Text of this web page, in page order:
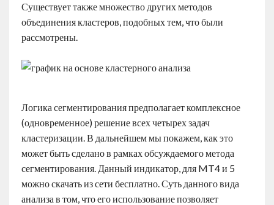
Существует также множество других методов
объединения кластеров, подобных тем, что были
рассмотрены.
Логика сегментирования предполагает комплексное
(одновременное) решение всех четырех задач
кластеризации. В дальнейшем мы покажем, как это
может быть сделано в рамках обсуждаемого метода
сегментирования. Данный индикатор, для MT4 и 5
можно скачать из сети бесплатно. Суть данного вида
анализа в том, что его использование позволяет